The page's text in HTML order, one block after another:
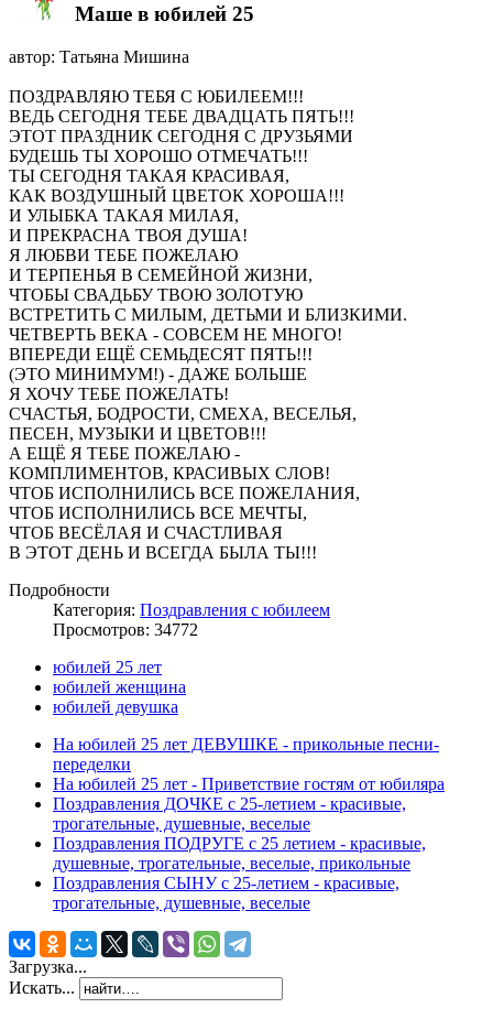
Маше в юбилей 25
автор: Татьяна Мишина
ПОЗДРАВЛЯЮ ТЕБЯ С ЮБИЛЕЕМ!!!
ВЕДЬ СЕГОДНЯ ТЕБЕ ДВАДЦАТЬ ПЯТЬ!!!
ЭТОТ ПРАЗДНИК СЕГОДНЯ С ДРУЗЬЯМИ
БУДЕШЬ ТЫ ХОРОШО ОТМЕЧАТЬ!!!
ТЫ СЕГОДНЯ ТАКАЯ КРАСИВАЯ,
КАК ВОЗДУШНЫЙ ЦВЕТОК ХОРОША!!!
И УЛЫБКА ТАКАЯ МИЛАЯ,
И ПРЕКРАСНА ТВОЯ ДУША!
Я ЛЮБВИ ТЕБЕ ПОЖЕЛАЮ
И ТЕРПЕНЬЯ В СЕМЕЙНОЙ ЖИЗНИ,
ЧТОБЫ СВАДЬБУ ТВОЮ ЗОЛОТУЮ
ВСТРЕТИТЬ С МИЛЫМ, ДЕТЬМИ И БЛИЗКИМИ.
ЧЕТВЕРТЬ ВЕКА - СОВСЕМ НЕ МНОГО!
ВПЕРЕДИ ЕЩЁ СЕМЬДЕСЯТ ПЯТЬ!!!
(ЭТО МИНИМУМ!) - ДАЖЕ БОЛЬШЕ
Я ХОЧУ ТЕБЕ ПОЖЕЛАТЬ!
СЧАСТЬЯ, БОДРОСТИ, СМЕХА, ВЕСЕЛЬЯ,
ПЕСЕН, МУЗЫКИ И ЦВЕТОВ!!!
А ЕЩЁ Я ТЕБЕ ПОЖЕЛАЮ -
КОМПЛИМЕНТОВ, КРАСИВЫХ СЛОВ!
ЧТОБ ИСПОЛНИЛИСЬ ВСЕ ПОЖЕЛАНИЯ,
ЧТОБ ИСПОЛНИЛИСЬ ВСЕ МЕЧТЫ,
ЧТОБ ВЕСЁЛАЯ И СЧАСТЛИВАЯ
В ЭТОТ ДЕНЬ И ВСЕГДА БЫЛА ТЫ!!!
Подробности
Категория: Поздравления с юбилеем
Просмотров: 34772
юбилей 25 лет
юбилей женщина
юбилей девушка
На юбилей 25 лет ДЕВУШКЕ - прикольные песни-
переделки
На юбилей 25 лет - Приветствие гостям от юбиляра
Поздравления ДОЧКЕ c 25-летием - красивые,
трогательные, душевные, веселые
Поздравления ПОДРУГЕ с 25 летием - красивые,
душевные, трогательные, веселые, прикольные
Поздравления СЫНУ с 25-летием - красивые,
трогательные, душевные, веселые
Загрузка...
Искать...